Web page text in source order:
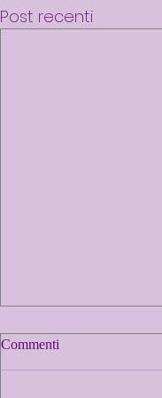
Post recenti
Commenti